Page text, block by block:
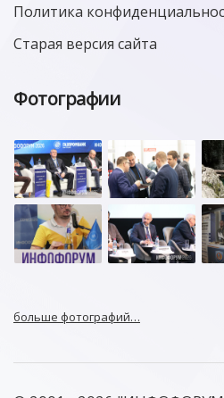
Политика
Старая версия сайта
Фотографии
больше фотографий…